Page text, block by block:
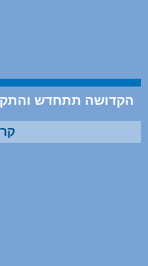
הקדושה תתחדש